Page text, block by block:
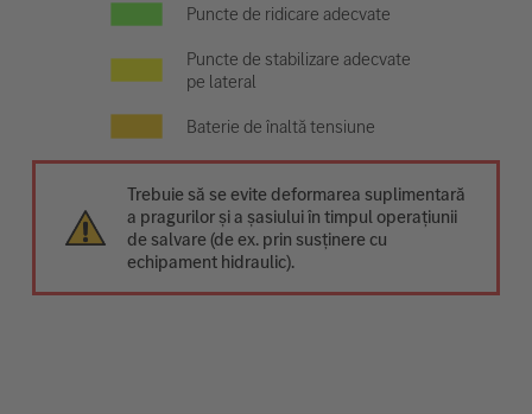
Puncte de ridicare adecvate
Puncte de stabilizare adecvate
pe lateral
Baterie de înaltă tensiune
Trebuie să se evite deformarea suplimentară
a pragurilor și a șasiului în timpul operațiunii
de salvare (de ex. prin susținere cu
echipament hidraulic).